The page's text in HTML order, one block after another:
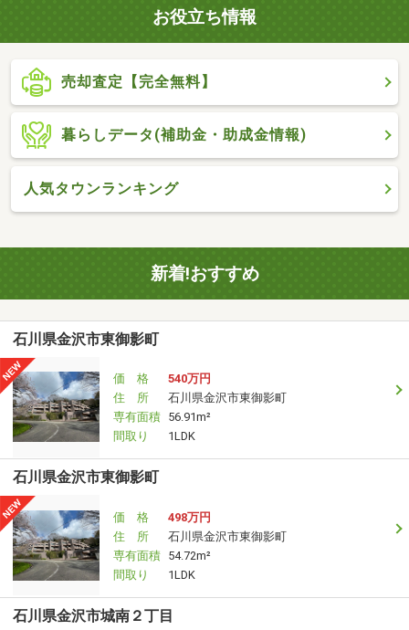
お役立ち情報
売却査定【完全無料】
暮らしデータ(補助金・助成金情報)
人気タウンランキング
新着!おすすめ
石川県金沢市東御影町
価 格
540万円
住 所
石川県金沢市東御影町
専有面積 56.91m²
間取り
1LDK
石川県金沢市東御影町
価 格
498万円
住 所
石川県金沢市東御影町
専有面積 54.72m²
間取り
1LDK
石川県金沢市城南２丁目